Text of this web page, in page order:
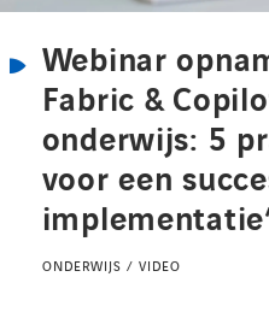
Kennisbank
Referenties
Events
Contact
Webinar
Fabric &
onderwijs: 5
voor een
ONDERWIJS / VIDEO